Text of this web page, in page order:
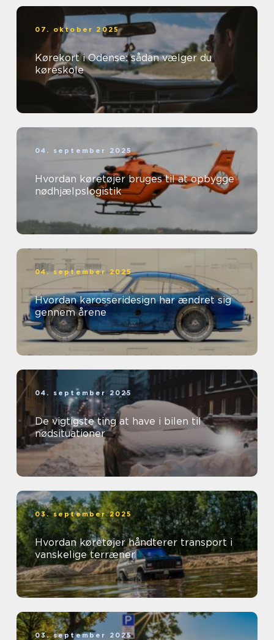
07. oktober 2025
Kørekort i Odense: sådan vælger du
køreskole
04. september 2025
Hvordan køretøjer bruges til at opbygge
nødhjælpslogistik
04. september 2025
Hvordan karosseridesign har ændret sig
gennem årene
04. september 2025
De vigtigste ting at have i bilen til
nødsituationer
03. september 2025
Hvordan køretøjer håndterer transport i
vanskelige terræner
03. september 2025